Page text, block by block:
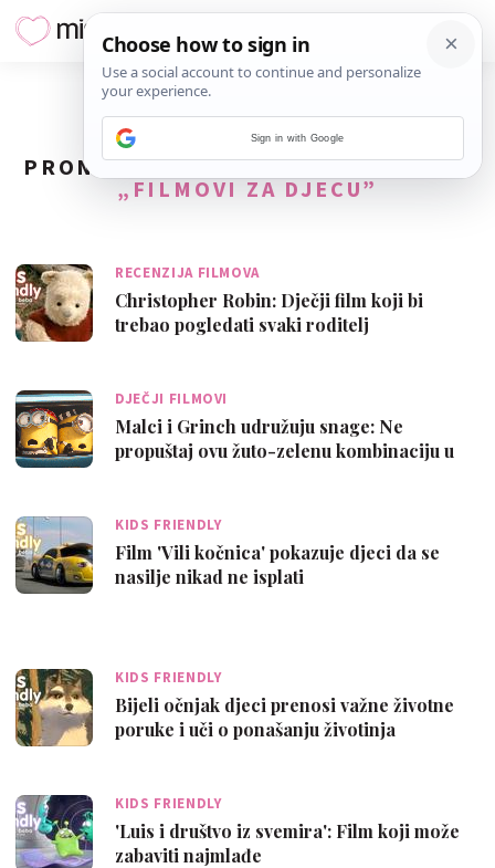
PRONAĐENO127REZULTATA ZA TAG
„FILMOVI ZA DJECU”
RECENZIJA FILMOVA
Christopher Robin: Dječji film koji bi
trebao pogledati svaki roditelj
DJEČJI FILMOVI
Malci i Grinch udružuju snage: Ne
propuštaj ovu žuto-zelenu kombinaciju u
KIDS FRIENDLY
Film 'Vili kočnica' pokazuje djeci da se
nasilje nikad ne isplati
KIDS FRIENDLY
Bijeli očnjak djeci prenosi važne životne
poruke i uči o ponašanju životinja
KIDS FRIENDLY
'Luis i društvo iz svemira': Film koji može
zabaviti najmlađe
Sign in with Google